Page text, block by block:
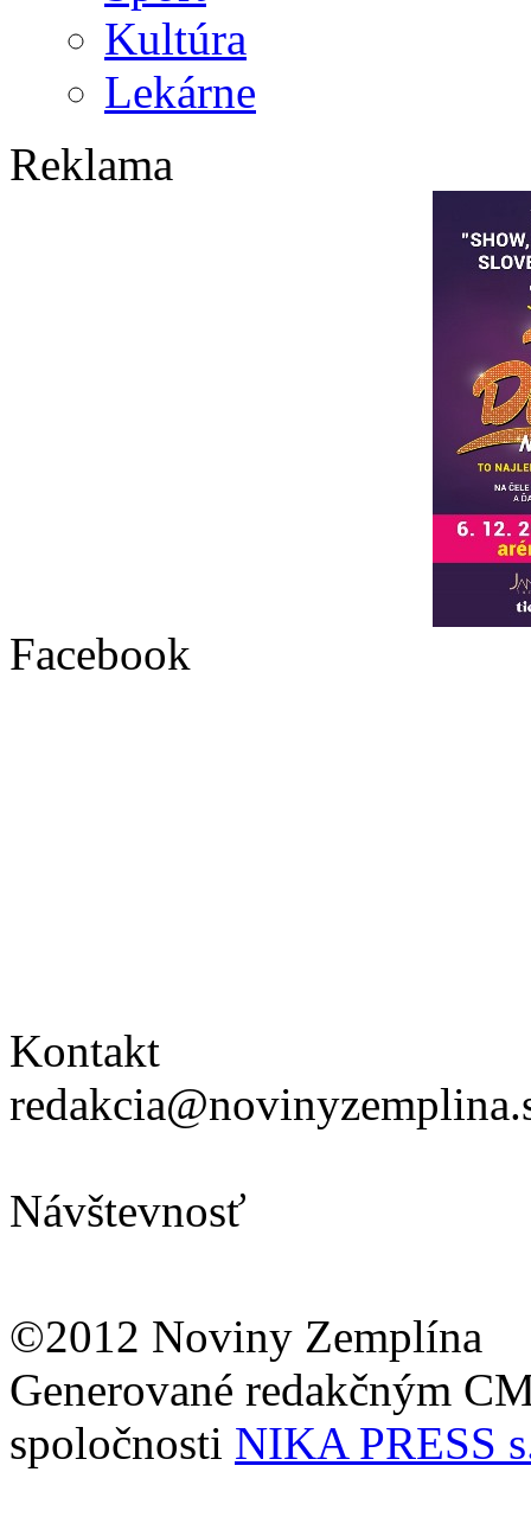
Kultúra
Lekárne
Reklama
Facebook
Kontakt
Návštevnosť
©2012 Noviny Zemplína
Generované redakčným
spoločnosti NIKA PRESS